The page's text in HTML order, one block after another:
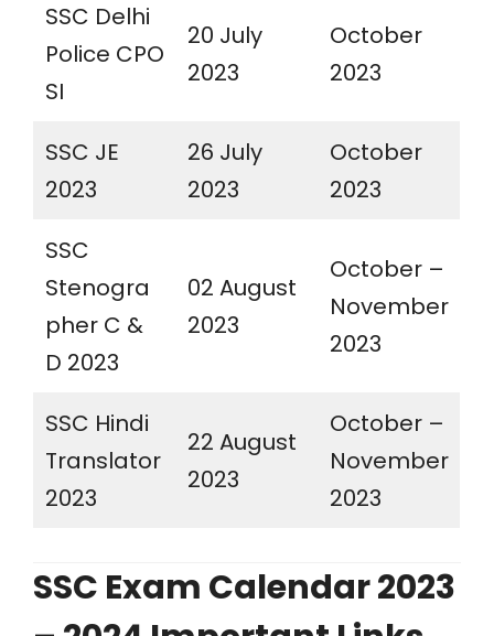
SSC Delhi
Police CPO
SI
20 July
2023
October
2023
SSC JE
2023
26 July
2023
October
2023
SSC
Stenogra
pher C &
D 2023
02 August
2023
October –
November
2023
SSC Hindi
Translator
2023
22 August
2023
October –
November
2023
SSC Exam Calendar 2023